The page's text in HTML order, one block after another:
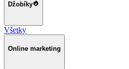
Džobíky
Všetky
Online marketing